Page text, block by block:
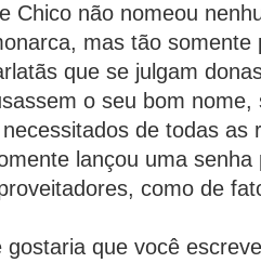
Chico não nomeou
mas tão somente
que se julgam
o seu bom nome,
de todas as
lançou uma
como de
gostaria que você